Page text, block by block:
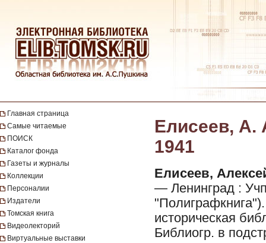
Главная страница
Самые читаемые
ПОИСК
Каталог фонда
Газеты и журналы
Коллекции
Персоналии
Издатели
Томская книга
Видеолекторий
Виртуальные выставки
Елисеев, А.
1941
Елисеев,
— Ленинград :
историческая
Библиогр. в